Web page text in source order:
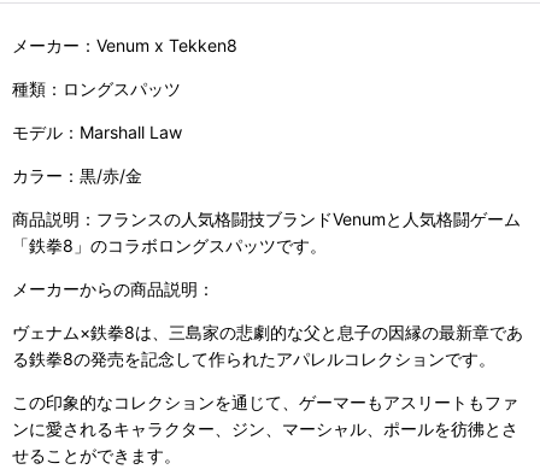
メーカー：Venum x Tekken8
種類：ロングスパッツ
モデル：Marshall Law
カラー：黒/赤/金
商品説明：フランスの人気格闘技ブランドVenumと人気格闘ゲーム
「鉄拳8」のコラボロングスパッツです。
メーカーからの商品説明：
ヴェナム×鉄拳8は、三島家の悲劇的な父と息子の因縁の最新章であ
る鉄拳8の発売を記念して作られたアパレルコレクションです。
この印象的なコレクションを通じて、ゲーマーもアスリートもファ
ンに愛されるキャラクター、ジン、マーシャル、ポールを彷彿とさ
せることができます。